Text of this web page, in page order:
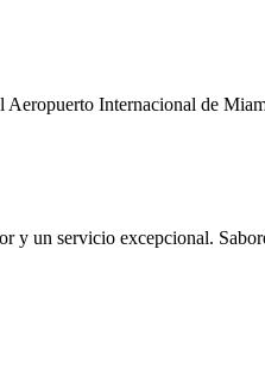
Internacional de
y un servicio excepcional.